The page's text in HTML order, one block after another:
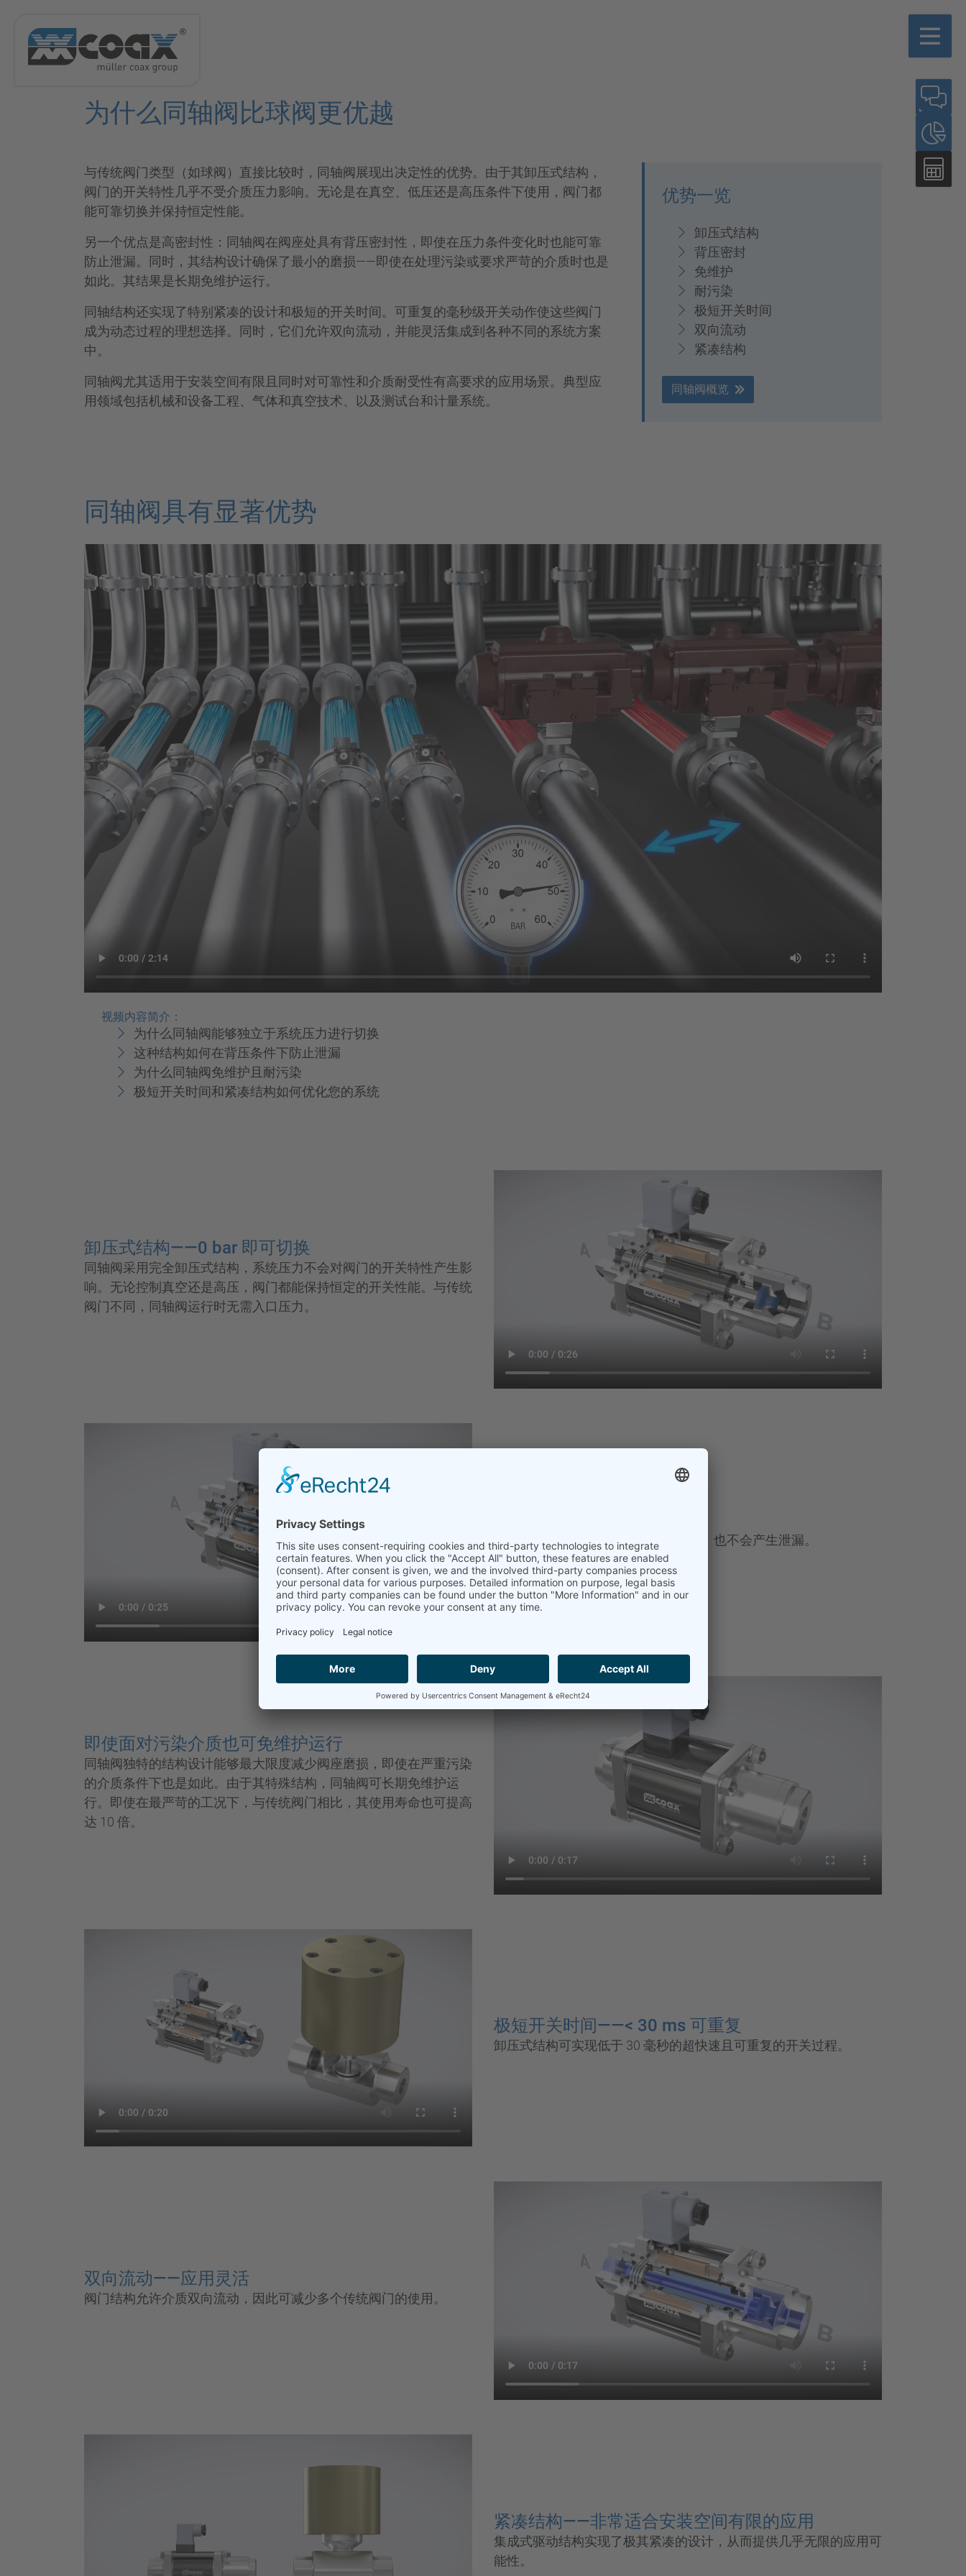
为什么同轴阀比球阀更优越
与传统阀门类型（如球阀）直接比较时，同轴阀展现出决定性的优势。由于其卸压式结构，
阀门的开关特性几乎不受介质压力影响。无论是在真空、低压还是高压条件下使用，阀门都
能可靠切换并保持恒定性能。
另一个优点是高密封性：同轴阀在阀座处具有背压密封性，即使在压力条件变化时也能可靠
防止泄漏。同时，其结构设计确保了最小的磨损——即使在处理污染或要求严苛的介质时也是
如此。其结果是长期免维护运行。
同轴结构还实现了特别紧凑的设计和极短的开关时间。可重复的毫秒级开关动作使这些阀门
成为动态过程的理想选择。同时，它们允许双向流动，并能灵活集成到各种不同的系统方案
中。
同轴阀尤其适用于安装空间有限且同时对可靠性和介质耐受性有高要求的应用场景。典型应
用领域包括机械和设备工程、气体和真空技术、以及测试台和计量系统。
优势一览
卸压式结构
背压密封
免维护
耐污染
极短开关时间
双向流动
紧凑结构
同轴阀概览
同轴阀具有显著优势
视频内容简介：
为什么同轴阀能够独立于系统压力进行切换
这种结构如何在背压条件下防止泄漏
为什么同轴阀免维护且耐污染
极短开关时间和紧凑结构如何优化您的系统
卸压式结构——0 bar 即可切换
同轴阀采用完全卸压式结构，系统压力不会对阀门的开关特性产生影
响。无论控制真空还是高压，阀门都能保持恒定的开关性能。与传统
阀门不同，同轴阀运行时无需入口压力。
在关闭状态下，即使出口侧压力更高，也不会产生泄漏。
即使面对污染介质也可免维护运行
同轴阀独特的结构设计能够最大限度减少阀座磨损，即使在严重污染
的介质条件下也是如此。由于其特殊结构，同轴阀可长期免维护运
行。即使在最严苛的工况下，与传统阀门相比，其使用寿命也可提高
达 10 倍。
极短开关时间——< 30 ms 可重复
卸压式结构可实现低于 30 毫秒的超快速且可重复的开关过程。
双向流动——应用灵活
阀门结构允许介质双向流动，因此可减少多个传统阀门的使用。
紧凑结构——非常适合安装空间有限的应用
集成式驱动结构实现了极其紧凑的设计，从而提供几乎无限的应用可
能性。